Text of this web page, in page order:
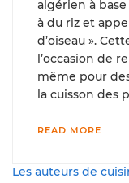
algérien à
à du riz et
d’oiseau ».
l’occasion de
même pour
la cuisson des
READ MORE
Les auteurs de